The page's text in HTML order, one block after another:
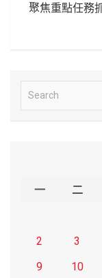
聚焦重點任務
e
一 二
2
3
9
10